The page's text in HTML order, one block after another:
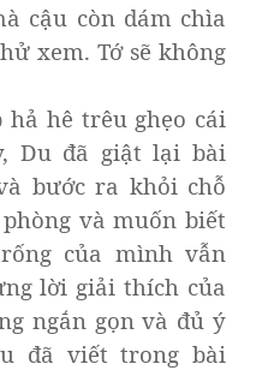
cậu còn dám chìa
xem. Tớ sẽ không
hê trêu ghẹo cái
Du đã giật lại bài
bước ra khỏi chỗ
và muốn biết
của mình vẫn
lời giải thích của
ngắn gọn và đủ ý
đã viết trong bài